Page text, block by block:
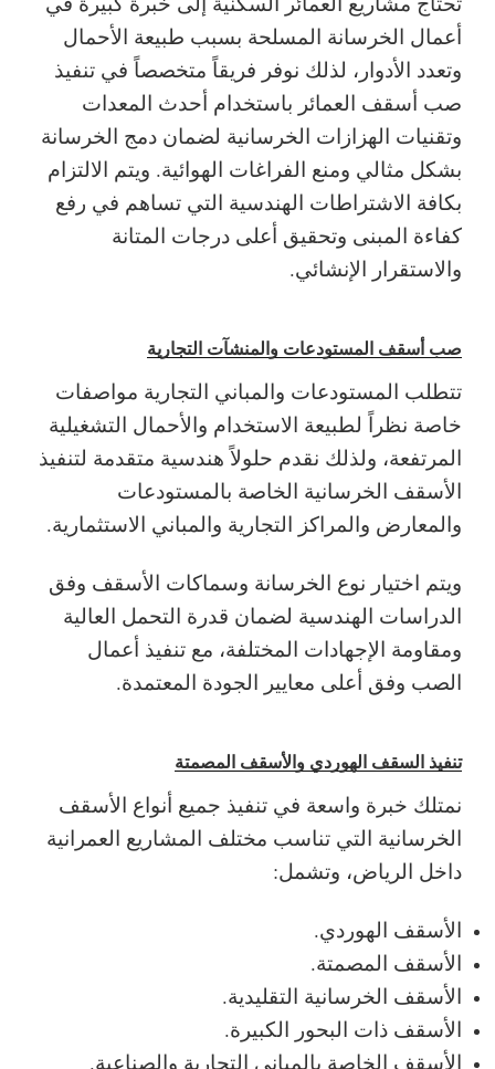
أعمال الخرسانة المسلحة بسبب طبيعة الأحمال
وتعدد الأدوار، لذلك نوفر فريقاً متخصصاً في تنفيذ
صب أسقف العمائر باستخدام أحدث المعدات
وتقنيات الهزازات الخرسانية لضمان دمج الخرسانة
بشكل مثالي ومنع الفراغات الهوائية. ويتم الالتزام
بكافة الاشتراطات الهندسية التي تساهم في رفع
كفاءة المبنى وتحقيق أعلى درجات المتانة
والاستقرار الإنشائي.
صب أسقف المستودعات والمنشآت التجارية
تتطلب المستودعات والمباني التجارية مواصفات
خاصة نظراً لطبيعة الاستخدام والأحمال التشغيلية
المرتفعة، ولذلك نقدم حلولاً هندسية متقدمة لتنفيذ
الأسقف الخرسانية الخاصة بالمستودعات
والمعارض والمراكز التجارية والمباني الاستثمارية.
ويتم اختيار نوع الخرسانة وسماكات الأسقف وفق
الدراسات الهندسية لضمان قدرة التحمل العالية
ومقاومة الإجهادات المختلفة، مع تنفيذ أعمال
الصب وفق أعلى معايير الجودة المعتمدة.
تنفيذ السقف الهوردي والأسقف المصمتة
نمتلك خبرة واسعة في تنفيذ جميع أنواع الأسقف
الخرسانية التي تناسب مختلف المشاريع العمرانية
داخل الرياض، وتشمل:
الأسقف الهوردي.
الأسقف المصمتة.
الأسقف الخرسانية التقليدية.
الأسقف ذات البحور الكبيرة.
الأسقف الخاصة بالمباني التجارية والصناعية.